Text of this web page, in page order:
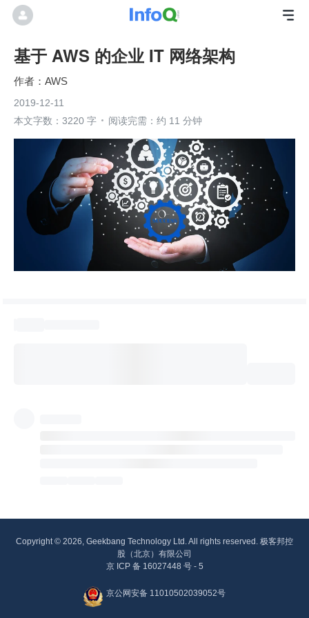
基于 AWS 的企业 IT 网络架构
AWS
2019-12-11
本文字数：3220 字
阅读完需：约 11 分钟
Copyright © 2026, Geekbang Technology Ltd. All rights reserved. 极客邦控
股（北京）有限公司
京 ICP 备 16027448 号 - 5
京公网安备 11010502039052号